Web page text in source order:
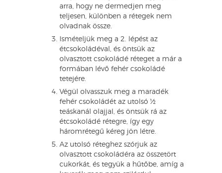
arra, hogy ne dermedjen meg
teljesen, különben a rétegek nem
olvadnak össze.
Ismételjük meg a 2. lépést az
étcsokoládéval, és öntsük az
olvasztott csokoládé réteget a már a
formában lévő fehér csokoládé
tetejére.
Végül olvasszuk meg a maradék
fehér csokoládét az utolsó ½
teáskanál olajjal, és öntsük rá az
étcsokoládé rétegre, így egy
háromrétegű kéreg jön létre.
Az utolsó réteghez szórjuk az
olvasztott csokoládéra az összetört
cukorkát, és tegyük a hűtőbe, amíg a